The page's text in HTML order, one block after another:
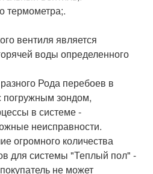
термометра;.
вентиля является
воды определенного
Рода перебоев в
погружным зондом,
в системе -
неисправности.
огромного количества
для системы "Теплый пол" -
не может